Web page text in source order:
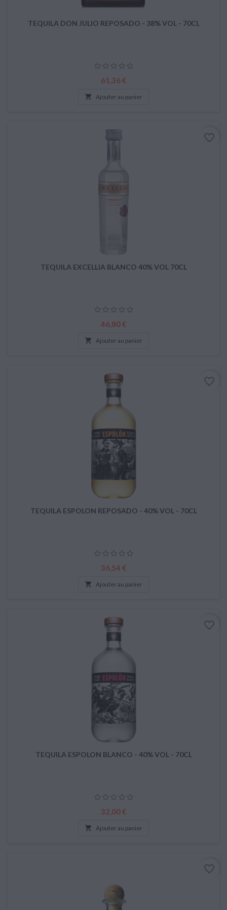
TEQUILA DON JULIO REPOSADO - 38% VOL - 70CL
Prix
61,36 €
 Ajouter au panier
TEQUILA EXCELLIA BLANCO 40% VOL 70CL
Prix
46,80 €
 Ajouter au panier
favorite_border
TEQUILA ESPOLON REPOSADO - 40% VOL - 70CL
Prix
36,54 €
 Ajouter au panier
favorite_border
TEQUILA ESPOLON BLANCO - 40% VOL - 70CL
Prix
32,00 €
 Ajouter au panier
favorite_border
favorite_border